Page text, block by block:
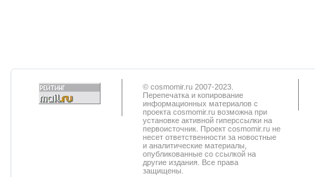
© cosmomir.ru 2007-2023.
Перепечатка и копирование
информационных материалов с
проекта cosmomir.ru возможна при
установке активной гиперссылки на
первоисточник. Проект cosmomir.ru не
несет ответственности за новостные
и аналитические материалы,
опубликованные со ссылкой на
другие издания. Все права
защищены.